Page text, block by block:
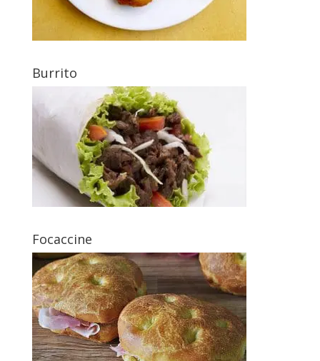
Burrito
Focaccine